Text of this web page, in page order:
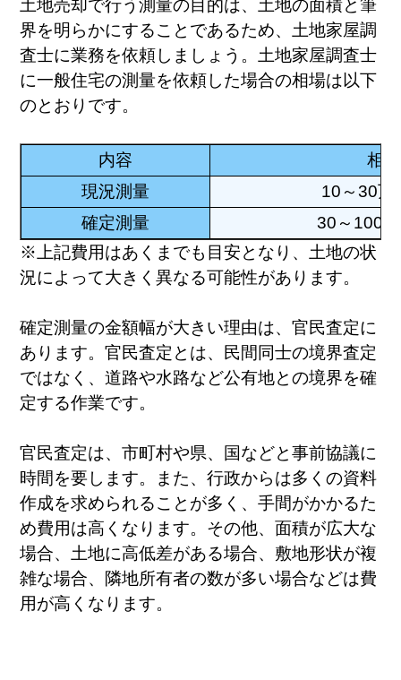
土地売却で行う測量の目的は、土地の面積と筆
界を明らかにすることであるため、土地家屋調
査士に業務を依頼しましょう。土地家屋調査士
に一般住宅の測量を依頼した場合の相場は以下
のとおりです。
内容
相場
現況測量
10～30万
確定測量
30～100
※上記費用はあくまでも目安となり、土地の状
況によって大きく異なる可能性があります。
確定測量の金額幅が大きい理由は、官民査定に
あります。官民査定とは、民間同士の境界査定
ではなく、道路や水路など公有地との境界を確
定する作業です。
官民査定は、市町村や県、国などと事前協議に
時間を要します。また、行政からは多くの資料
作成を求められることが多く、手間がかかるた
め費用は高くなります。その他、面積が広大な
場合、土地に高低差がある場合、敷地形状が複
雑な場合、隣地所有者の数が多い場合などは費
用が高くなります。